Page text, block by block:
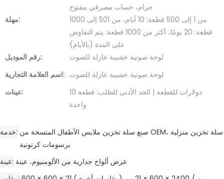
جرام، حساب مصرفي مفتوح
مهلة:
من 1 إلى 500 قطعة: 10 أيام، من 501 إلى 1000
قطعة: 20 يومًا، أكثر من 1000 قطعة: يتم التفاوض
على المدة (بالأيام)
رقم الموديل:
لوحة صوتية خشبية عازلة للصوت
اسم العلامة التجارية: لوحة صوتية خشبية عازلة للصوت
عينات:
10 دولارات للقطعة | الحد الأدنى للطلب: قطعة
واحدة
خدمة صنع سلة تخزين ملابس الأطفال المتسخة من OEM، سلة تخزين منزلية
برسومات كرتونية
عينة عرض ألواح جدارية من الألومنيوم، عينة